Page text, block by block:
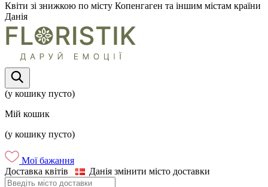
Квіти зі знижкою по місту Копенгаген та іншим містам країни
Данія
(у кошику пусто)
Мій кошик
(у кошику пусто)
Мої бажання
Доставка квітів
Данія змінити місто доставки